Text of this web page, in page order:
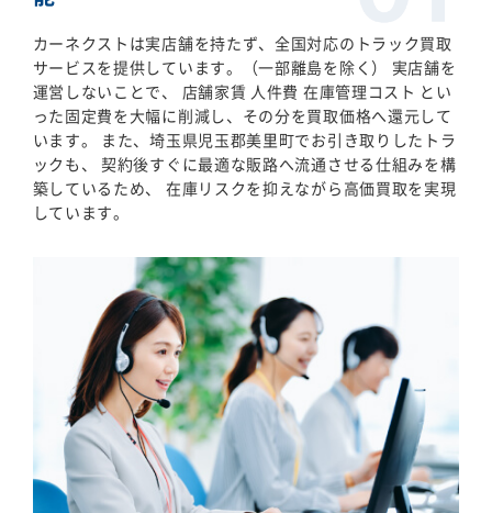
カーネクストは実店舗を持たず、全国対応のトラック買取
サービスを提供しています。（一部離島を除く） 実店舗を
運営しないことで、 店舗家賃 人件費 在庫管理コスト とい
った固定費を大幅に削減し、その分を買取価格へ還元して
います。 また、埼玉県児玉郡美里町でお引き取りしたトラ
ックも、 契約後すぐに最適な販路へ流通させる仕組みを構
築しているため、 在庫リスクを抑えながら高価買取を実現
しています。